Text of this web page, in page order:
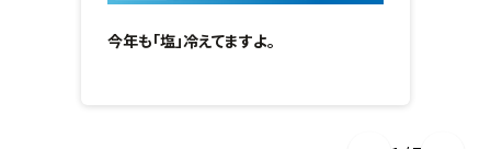
今年も「塩」冷えてますよ。